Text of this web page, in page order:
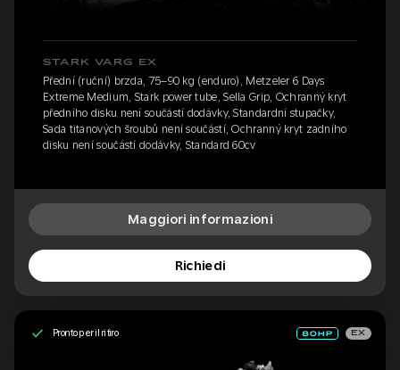
STARK VARG EX
Přední (ruční) brzda, 75–90 kg (enduro), Metzeler 6 Days
Extreme Medium, Stark power tube, Sella Grip, Ochranný kryt
předního disku není součástí dodávky, Standardní stupačky,
Sada titanových šroubů není součástí, Ochranný kryt zadního
disku není součástí dodávky, Standard 60cv
Maggiori informazioni
Richiedi
Pronto per il ritiro EX